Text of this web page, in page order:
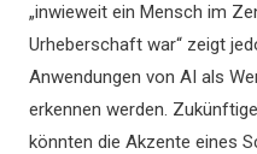
„inwieweit ein Mensch im
Urheberschaft war“ zeigt
Anwendungen von AI als
erkennen werden.
könnten die Akzente eines